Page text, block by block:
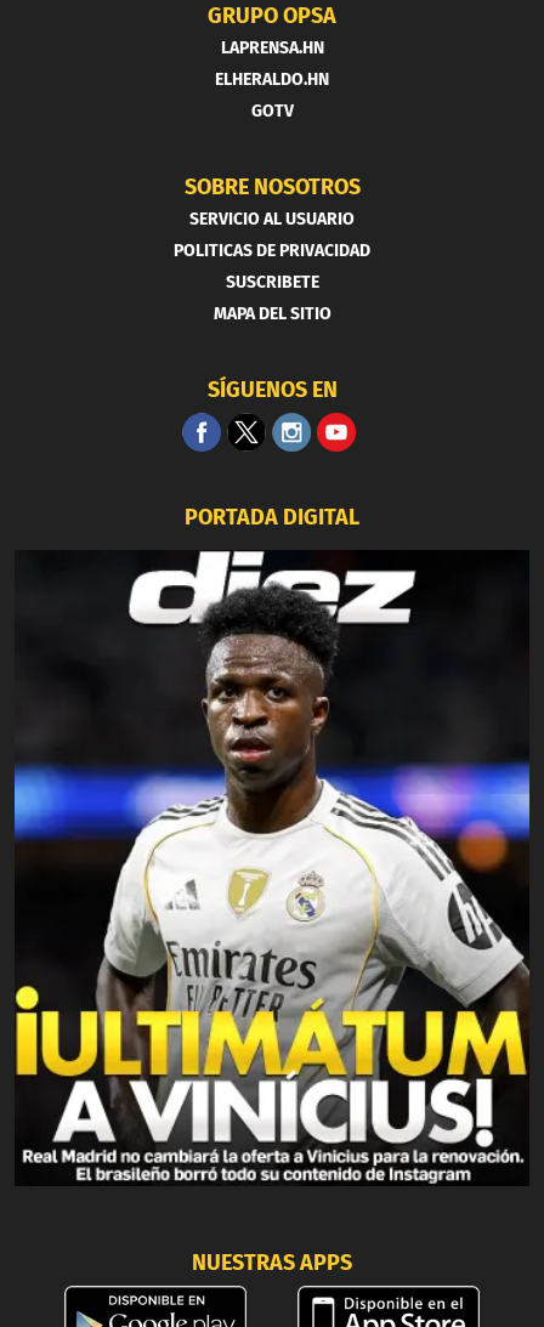
GRUPO OPSA
LAPRENSA.HN
ELHERALDO.HN
GOTV
SOBRE NOSOTROS
SERVICIO AL USUARIO
POLITICAS DE PRIVACIDAD
SUSCRIBETE
MAPA DEL SITIO
SÍGUENOS EN
PORTADA DIGITAL
NUESTRAS APPS